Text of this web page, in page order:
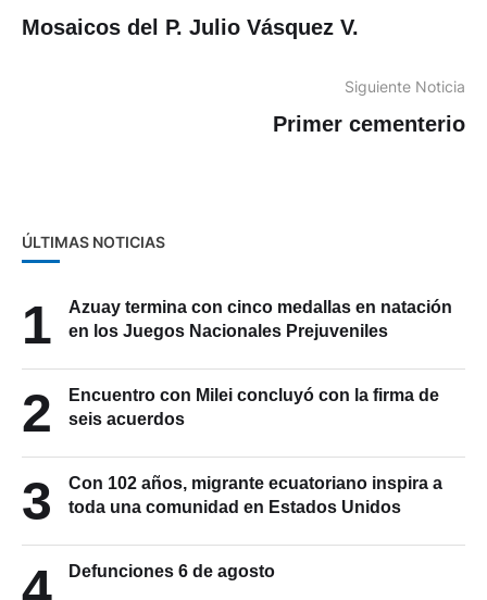
Mosaicos del P. Julio Vásquez V.
Siguiente Noticia
Primer cementerio
ÚLTIMAS NOTICIAS
1
Azuay termina con cinco medallas en natación
en los Juegos Nacionales Prejuveniles
2
Encuentro con Milei concluyó con la firma de
seis acuerdos
3
Con 102 años, migrante ecuatoriano inspira a
toda una comunidad en Estados Unidos
Defunciones 6 de agosto